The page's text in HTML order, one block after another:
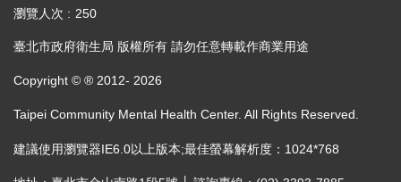
瀏覽人次
250
臺北市政府衛生局 版權所有 請勿任意轉載作商業用途
Copyright © ® 2012- 2026
Taipei Community Mental Health Center. All Rights Reserved.
建議使用瀏覽器IE6.0以上版本;最佳螢幕解析度：1024*768